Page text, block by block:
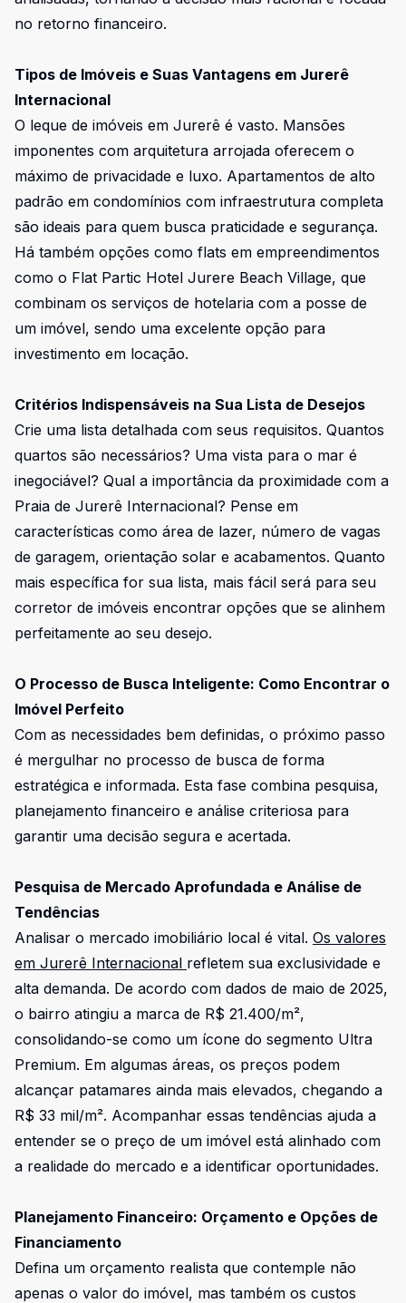
no retorno financeiro.
Tipos de Imóveis e Suas Vantagens em Jurerê
Internacional
O leque de imóveis em Jurerê é vasto. Mansões
imponentes com arquitetura arrojada oferecem o
máximo de privacidade e luxo. Apartamentos de alto
padrão em condomínios com infraestrutura completa
são ideais para quem busca praticidade e segurança.
Há também opções como flats em empreendimentos
como o Flat Partic Hotel Jurere Beach Village, que
combinam os serviços de hotelaria com a posse de
um imóvel, sendo uma excelente opção para
investimento em locação.
Critérios Indispensáveis na Sua Lista de Desejos
Crie uma lista detalhada com seus requisitos. Quantos
quartos são necessários? Uma vista para o mar é
inegociável? Qual a importância da proximidade com a
Praia de Jurerê Internacional? Pense em
características como área de lazer, número de vagas
de garagem, orientação solar e acabamentos. Quanto
mais específica for sua lista, mais fácil será para seu
corretor de imóveis encontrar opções que se alinhem
perfeitamente ao seu desejo.
O Processo de Busca Inteligente: Como Encontrar o
Imóvel Perfeito
Com as necessidades bem definidas, o próximo passo
é mergulhar no processo de busca de forma
estratégica e informada. Esta fase combina pesquisa,
planejamento financeiro e análise criteriosa para
garantir uma decisão segura e acertada.
Pesquisa de Mercado Aprofundada e Análise de
Tendências
Analisar o mercado imobiliário local é vital. Os valores
em Jurerê Internacional refletem sua exclusividade e
alta demanda. De acordo com dados de maio de 2025,
o bairro atingiu a marca de R$ 21.400/m²,
consolidando-se como um ícone do segmento Ultra
Premium. Em algumas áreas, os preços podem
alcançar patamares ainda mais elevados, chegando a
R$ 33 mil/m². Acompanhar essas tendências ajuda a
entender se o preço de um imóvel está alinhado com
a realidade do mercado e a identificar oportunidades.
Planejamento Financeiro: Orçamento e Opções de
Financiamento
Defina um orçamento realista que contemple não
apenas o valor do imóvel, mas também os custos